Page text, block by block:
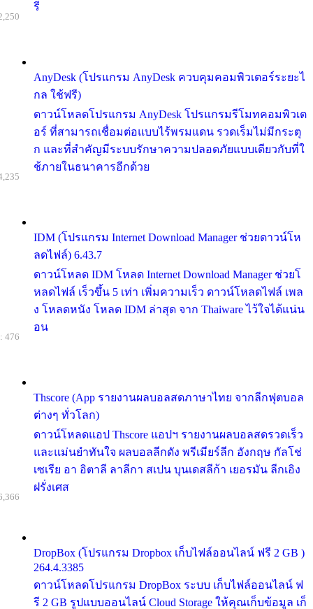
รี
AnyDesk (โปรแกรม AnyDesk ควบคุมคอมพิวเตอร์ระยะไ
กล ใช้ฟรี)
ดาวน์โหลดโปรแกรม AnyDesk โปรแกรมรีโมทคอมพิวเต
อร์ ที่สามารถเชื่อมต่อแบบไร้พรมแดน รวดเร็มไม่มีกระตุ
ก และที่สำคัญมีระบบรักษาความปลอดภัยแบบเดียวกับที่ใ
ช้ภายในธนาคารอีกด้วย
IDM (โปรแกรม Internet Download Manager ช่วยดาวน์โห
ลดไฟล์) 6.43.7
ดาวน์โหลด IDM โหลด Internet Download Manager ช่วยโ
หลดไฟล์ เร็วขึ้น 5 เท่า เพิ่มความเร็ว ดาวน์โหลดไฟล์ เพล
ง โหลดหนัง โหลด IDM ล่าสุด จาก Thaiware ไว้ใจได้แน่น
อน
Thscore (App รายงานผลบอลสดภาษาไทย จากลีกฟุตบอล
ต่างๆ ทั่วโลก)
ดาวน์โหลดแอป Thscore แอปฯ รายงานผลบอลสดรวดเร็ว
และแม่นยำทันใจ ผลบอลลีกดัง พรีเมียร์ลีก อังกฤษ กัลโช่
เซเรีย อา อิตาลี ลาลีกา สเปน บุนเดสลีก้า เยอรมัน ลีกเอิง
ฝรั่งเศส
476
DropBox (โปรแกรม Dropbox เก็บไฟล์ออนไลน์ ฟรี 2 GB )
264.4.3385
ดาวน์โหลดโปรแกรม DropBox ระบบ เก็บไฟล์ออนไลน์ ฟ
รี 2 GB รูปแบบออนไลน์ Cloud Storage ให้คุณเก็บข้อมูล เก็